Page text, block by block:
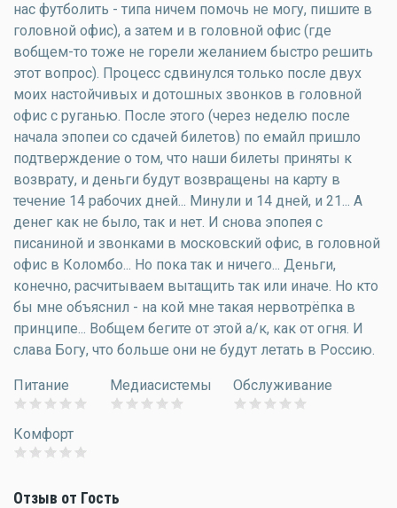
нас футболить - типа ничем помочь не могу, пишите в
головной офис), а затем и в головной офис (где
вобщем-то тоже не горели желанием быстро решить
этот вопрос). Процесс сдвинулся только после двух
моих настойчивых и дотошных звонков в головной
офис с руганью. После этого (через неделю после
начала эпопеи со сдачей билетов) по емайл пришло
подтверждение о том, что наши билеты приняты к
возврату, и деньги будут возвращены на карту в
течение 14 рабочих дней... Минули и 14 дней, и 21... А
денег как не было, так и нет. И снова эпопея с
писаниной и звонками в московский офис, в головной
офис в Коломбо... Но пока так и ничего... Деньги,
конечно, расчитываем вытащить так или иначе. Но кто
бы мне объяснил - на кой мне такая нервотрёпка в
принципе... Вобщем бегите от этой а/к, как от огня. И
слава Богу, что больше они не будут летать в Россию.
Питание Медиасистемы Обслуживание
Комфорт
Отзыв от Гость